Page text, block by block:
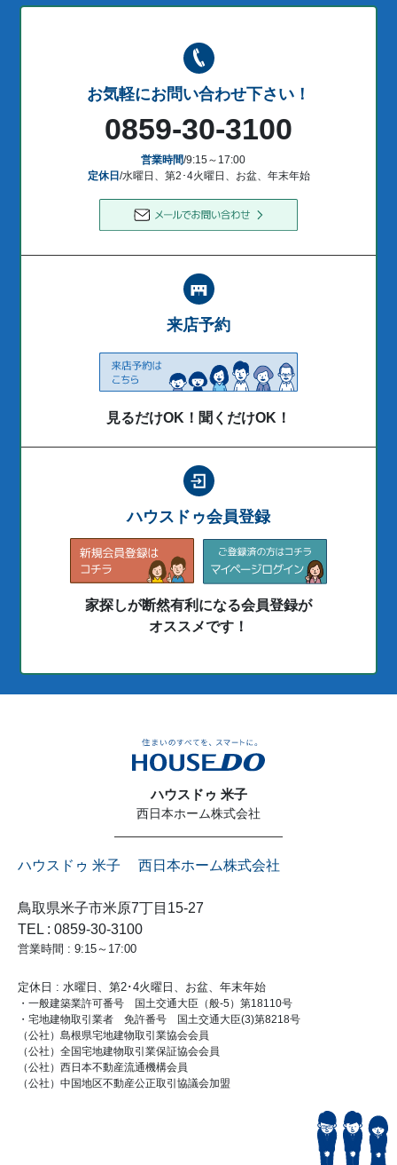
お気軽にお問い合わせ下さい！
0859-30-3100
営業時間/9:15～17:00
定休日 /水曜日、第2･4火曜日、お盆、年末年始
来店予約
見るだけOK！聞くだけOK！
ハウスドゥ会員登録
家探しが断然有利になる会員登録が
オススメです！
ハウスドゥ 米子
西日本ホーム株式会社
ハウスドゥ 米子 西日本ホーム株式会社
鳥取県米子市米原7丁目15-27
TEL : 0859-30-3100
営業時間 : 9:15～17:00
定休日 : 水曜日、第2･4火曜日、お盆、年末年始
・一般建築業許可番号 国土交通大臣（般-5）第18110号
・宅地建物取引業者 免許番号 国土交通大臣(3)第8218号
（公社）島根県宅地建物取引業協会会員
（公社）全国宅地建物取引業保証協会会員
（公社）西日本不動産流通機構会員
（公社）中国地区不動産公正取引協議会加盟